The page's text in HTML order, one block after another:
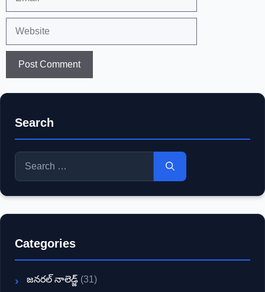
Search
Search
for:
Categories
జనరల్ నాలెడ్జ్ (31)